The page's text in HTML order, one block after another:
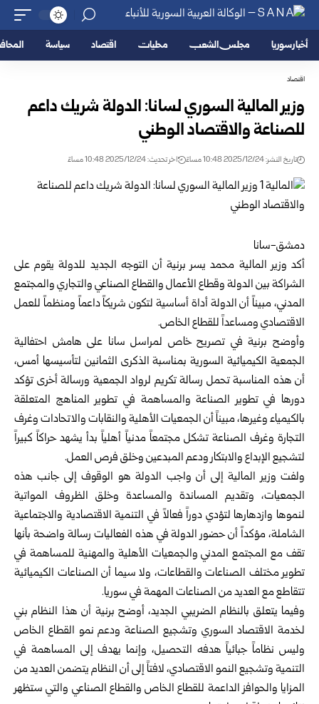
أخبار سوريا مجلس الشعب محليات اقتصاد سياسة
اقتصاد
وزير المالية السوري لسانا: الدولة شريك داعم
للصناعة والاقتصاد الوطني
تاريخ النشر: 2025/12/24 10:48 مساءً اخر تحديث: 2025/12/24 10:48 مساءً
دمشق-سانا
أكد وزير المالية محمد يسر برنية أن التوجه الجديد للدولة يقوم على
الشراكة بين الدولة وقطاع الأعمال والقطاع الصناعي والتجاري والمجتمع
المدني، مبيناً أن الدولة أداة أساسية لتكون شريكاً داعماً ومنظماً للعمل
الاقتصادي ومساعداً للقطاع الخاص.
وأوضح برنية في تصريح خاص لمراسل سانا على هامش احتفالية
الجمعية الكيميائية السورية بمناسبة الذكرى الثمانين لتأسيسها أمس،
أن هذه المناسبة تحمل رسالة تكريم لرواد الجمعية ورسالة أخرى تؤكد
دورها في تطوير الصناعة والمساهمة في تطوير المناهج المتعلقة
بالكيمياء وغيرها، مبيناً أن الجمعيات الأهلية والنقابات والاتحادات وغرف
التجارة وغرف الصناعة تشكل مجتمعاً مدنياً أهلياً بدأ يشهد حراكاً كبيراً
لتشجيع الإبداع والابتكار ودعم المبدعين وخلق فرص العمل.
ولفت وزير المالية إلى أن واجب الدولة هو الوقوف إلى جانب هذه
الجمعيات، وتقديم المساندة والمساعدة وخلق الظروف المواتية
لنموها وازدهارها لتؤدي دوراً فعالاً في التنمية الاقتصادية والاجتماعية
الشاملة، مؤكداً أن حضور الدولة في هذه الفعاليات رسالة واضحة بأنها
تقف مع المجتمع المدني والجمعيات الأهلية والمهنية للمساهمة في
تطوير مختلف الصناعات والقطاعات، ولا سيما أن الصناعات الكيميائية
تتقاطع مع العديد من الصناعات المهمة في سوريا.
وفيما يتعلق بالنظام الضريبي الجديد، أوضح برنية أن هذا النظام بني
لخدمة الاقتصاد السوري وتشجيع الصناعة ودعم نمو القطاع الخاص
وليس نظاماً جبائياً هدفه التحصيل، وإنما يهدف إلى المساهمة في
التنمية وتشجيع النمو الاقتصادي، لافتاً إلى أن النظام يتضمن العديد من
المزايا والحوافز الداعمة للقطاع الخاص والقطاع الصناعي والتي ستظهر